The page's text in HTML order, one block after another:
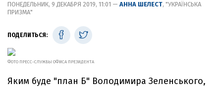
ПОНЕДЕЛЬНИК, 9 ДЕКАБРЯ 2019, 11:01 — АННА ШЕЛЕСТ, "УКРАЇНСЬКА
ПРИЗМА"
ПОДЕЛИТЬСЯ:
ФОТО ПРЕСС-СЛУЖБЫ ОФИСА ПРЕЗИДЕНТА
Яким буде "план Б" Володимира Зеленського,